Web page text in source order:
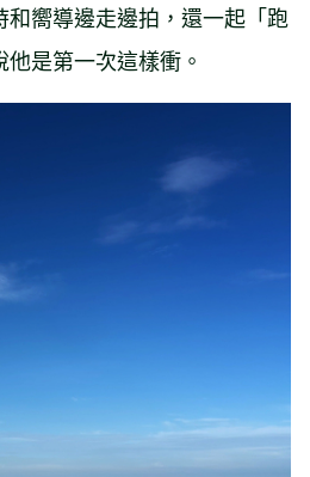
嚮導邊走邊拍，還一起「跑
是第一次這樣衝。